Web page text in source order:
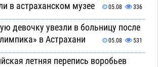
в астраханском музее
05.08 336
девочку увезли в больницу после
в Астрахани
05.08 531
летняя перепись воробьев